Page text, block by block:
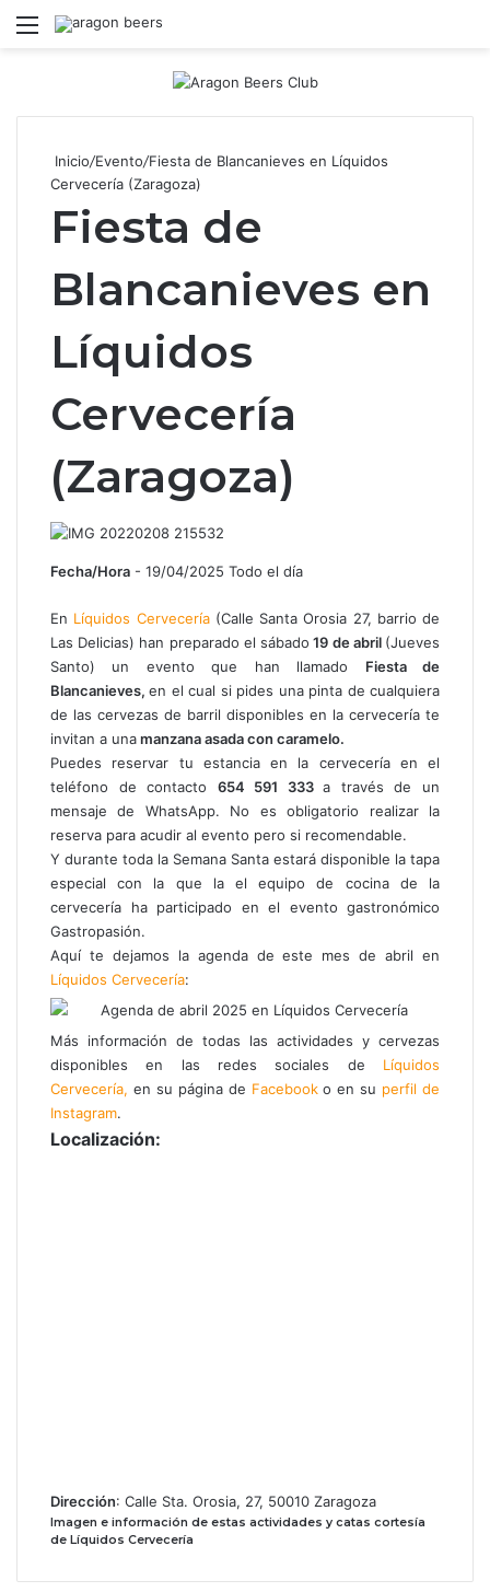
Menú
Inicio/Evento/Fiesta de Blancanieves en Líquidos
Cervecería (Zaragoza)
Fiesta de
Blancanieves en
Líquidos
Cervecería
(Zaragoza)
Fecha/Hora - 19/04/2025 Todo el día
En Líquidos Cervecería(Calle Santa Orosia 27, barrio de
Las Delicias) han preparado el sábado 19 de abril (Jueves
Santo) un evento que han llamado Fiesta de
Blancanieves,en el cual si pides una pinta de cualquiera
de las cervezas de barril disponibles en la cervecería te
invitan a unamanzana asada con caramelo.
Puedes reservar tu estancia en la cervecería en el
teléfono de contacto 654 591 333a través de un
mensaje de WhatsApp. No es obligatorio realizar la
reserva para acudir al evento pero si recomendable.
Y durante toda la Semana Santa estará disponible la tapa
especial con la que la el equipo de cocina de la
cervecería ha participado en el evento gastronómico
Gastropasión.
Aquí te dejamos la agenda de este mes de abril en
Líquidos Cervecería:
Más información de todas las actividades y cervezas
disponibles en las redes sociales de Líquidos
Cervecería, en su página de Facebooko en su perfil de
Instagram.
Localización:
Dirección: Calle Sta. Orosia, 27, 50010 Zaragoza
Imagen e información de estas actividades y catas cortesía
de Líquidos Cervecería